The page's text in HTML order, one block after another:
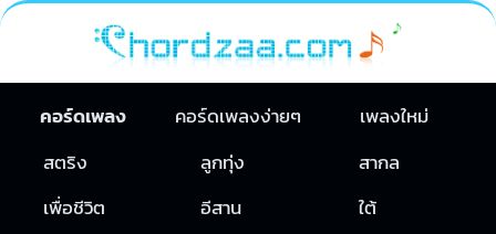
คอร์ดเพลง คอร์ดเพลงง่ายๆ
เพลงใหม่
สตริง
ลูกทุ่ง
สากล
เพื่อชีวิต
อีสาน
ใต้